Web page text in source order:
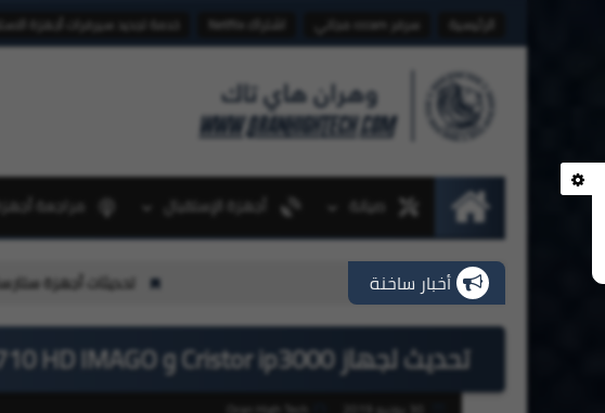
الرئيسية سرفر cccam مجاني اشتراك Netflix خدمة تجديد سيرفرات أجهزة
الرئيسيةصيانة أجهزة الإستقبال مراجعة
أخبار ساخنة تحديثات أجهزة ستارسات StarSat بتاريخ 07-08-2026
تحديث لجهاز Cristor ip3000 و CONDOR 710 HD IMAGO بتاريخ 2019 - 06 - 30